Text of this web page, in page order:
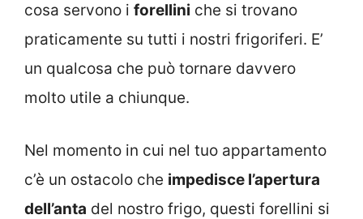
cosa servono i forellini che si trovano
praticamente su tutti i nostri frigoriferi. E’
un qualcosa che può tornare davvero
molto utile a chiunque.
Nel momento in cui nel tuo appartamento
c’è un ostacolo che impedisce l’apertura
dell’anta del nostro frigo, questi forellini si